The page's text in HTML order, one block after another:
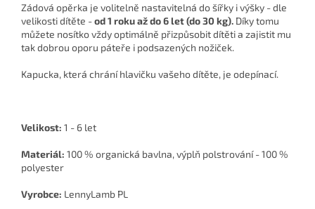
Zádová opěrka je volitelně nastavitelná do šířky i výšky - dle
velikosti dítěte -od 1 roku až do 6 let (do 30 kg). Díky tomu
můžete nosítko vždy optimálně přizpůsobit dítěti a zajistit mu
tak dobrou oporu páteře i podsazených nožiček.
Kapucka, která chrání hlavičku vašeho dítěte, je odepínací.
Velikost: 1 - 6 let
Materiál: 100 % organická bavlna, výplň polstrování - 100 %
polyester
Vyrobce: LennyLamb PL